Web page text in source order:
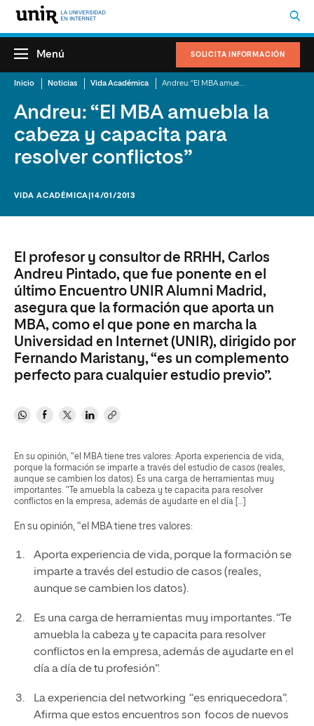
SOLICITA INFORMACIÓN
Menú
Inicio Noticias Vida Académica
Andreu: “El MBA amuebla la
cabeza y capacita para
resolver conflictos”
VIDA ACADÉMICA |14/01/2013
El profesor y consultor de RRHH, Carlos
Andreu Pintado, que fue ponente en el
último Encuentro UNIR Alumni Madrid,
asegura que la formación que aporta un
MBA, como el que pone en marcha la
Universidad en Internet (UNIR), dirigido por
Fernando Maristany, “es un complemento
perfecto para cualquier estudio previo”.
En su opinión, “el MBA tiene tres valores: Aporta experiencia de vida,
porque la formación se imparte a través del estudio de casos (reales,
aunque se cambien los datos). Es una carga de herramientas muy
importantes. “Te amuebla la cabeza y te capacita para resolver
conflictos en la empresa, además de ayudarte en el día […]
En su opinión, “el MBA tiene tres valores:
Aporta experiencia de vida, porque la formación se
imparte a través del estudio de casos (reales,
aunque se cambien los datos).
Es una carga de herramientas muy importantes. “Te
amuebla la cabeza y te capacita para resolver
conflictos en la empresa, además de ayudarte en el
día a día de tu profesión”.
La experiencia del networking “es enriquecedora”.
Afirma que estos encuentros son focos de nuevos